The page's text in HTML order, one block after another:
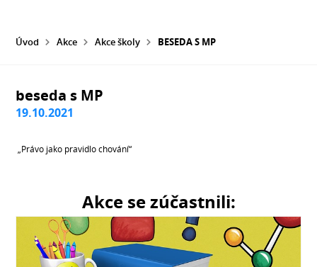
Úvod Akce Akce školy BESEDA S MP
beseda s MP
19.10.2021
„Právo jako pravidlo chování“
Akce se zúčastnili: